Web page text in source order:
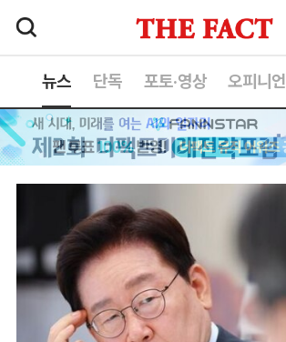
뉴스 단독 포토·영상 오피니언